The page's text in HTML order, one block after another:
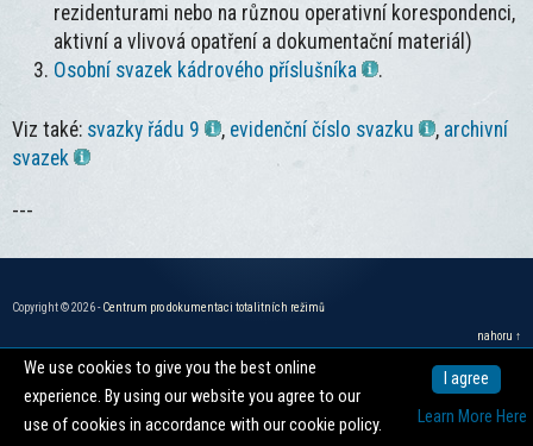
rezidenturami nebo na různou operativní korespondenci,
aktivní a vlivová opatření a dokumentační materiál)
Osobní svazek kádrového příslušníka
.
Viz také: svazky řádu 9 , evidenční číslo svazku , archivní
svazek
---
Copyright © 2026 -Centrum pro dokumentaci totalitních režimů
nahoru ↑
We use cookies to give you the best online
experience. By using our website you agree to our
use of cookies in accordance with our cookie policy.
I agree
Learn More Here